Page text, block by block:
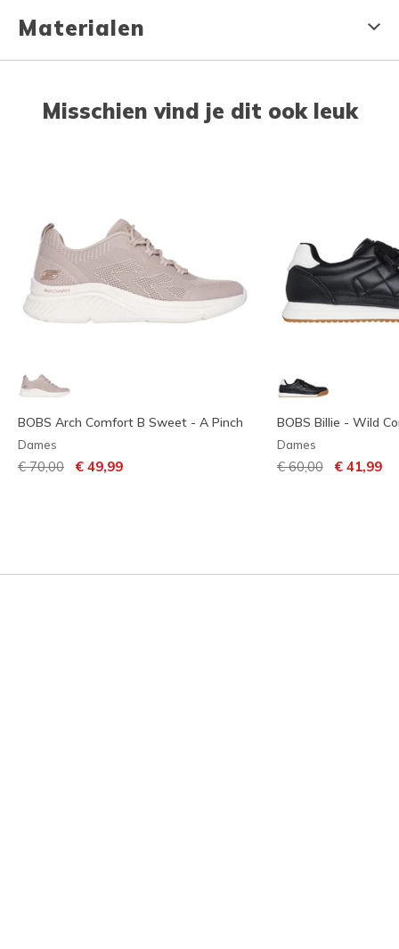
Materialen
Misschien vind je dit ook leuk
BOBS Arch Comfort B Sweet - A Pinch
Dames
Prijs verlaagd van
€ 70,00 naar
€ 49,99
BOBS Billie - Wild
Dames
Prijs verlaagd van
€ 60,00naar
€ 41,99